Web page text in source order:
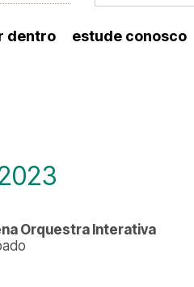
dentro estude conosco
Orquestra Interativa